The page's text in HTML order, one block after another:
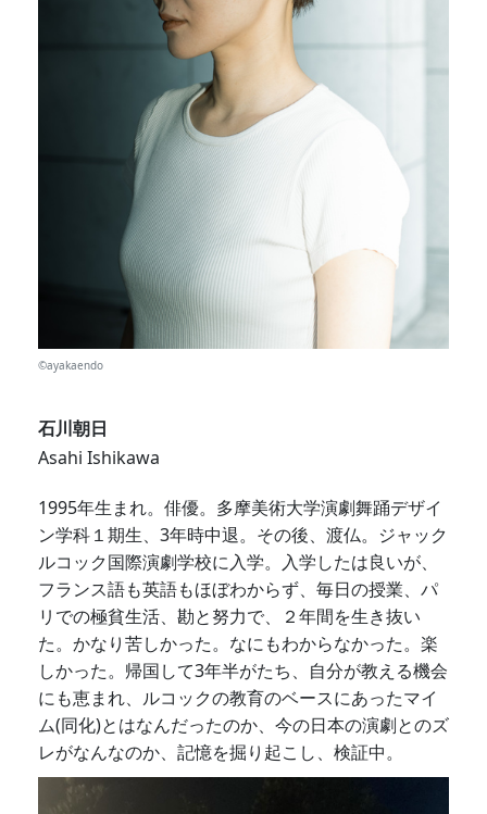
©︎ayakaendo
石川朝日
Asahi Ishikawa
1995年生まれ。俳優。多摩美術大学演劇舞踊デザイ
ン学科１期生、3年時中退。その後、渡仏。ジャック
ルコック国際演劇学校に入学。入学したは良いが、
フランス語も英語もほぼわからず、毎日の授業、パ
リでの極貧生活、勘と努力で、２年間を生き抜い
た。かなり苦しかった。なにもわからなかった。楽
しかった。帰国して3年半がたち、自分が教える機会
にも恵まれ、ルコックの教育のベースにあったマイ
ム(同化)とはなんだったのか、今の日本の演劇とのズ
レがなんなのか、記憶を掘り起こし、検証中。